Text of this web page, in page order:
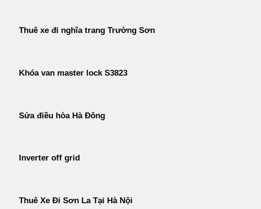
Thuê xe đi nghĩa trang Trường Sơn
Khóa van master lock S3823
Sửa điều hòa Hà Đông
Inverter off grid
Thuê Xe Đi Sơn La Tại Hà Nội